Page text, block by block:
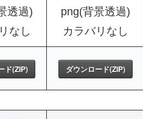
透過)
なし
png(背景透過)
カラバリなし
ド(ZIP) ダウンロード(ZIP)